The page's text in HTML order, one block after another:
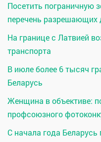
Посетить пограничную
перечень разрешающих
На границе с Латвией
транспорта
В июле более 6 тысяч
Беларусь
Женщина в объективе:
профсоюзного
С начала года